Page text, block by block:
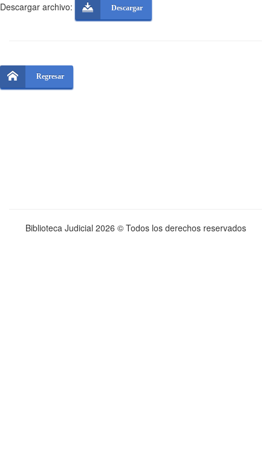
Descargar archivo: Descargar
Regresar
Biblioteca Judicial 2026 © Todos los derechos reservados